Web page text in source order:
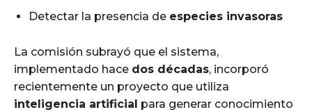
Detectar la presencia de especies invasoras
La comisión subrayó que el sistema,
implementado hace dos décadas, incorporó
recientemente un proyecto que utiliza
inteligencia artificial para generar conocimiento